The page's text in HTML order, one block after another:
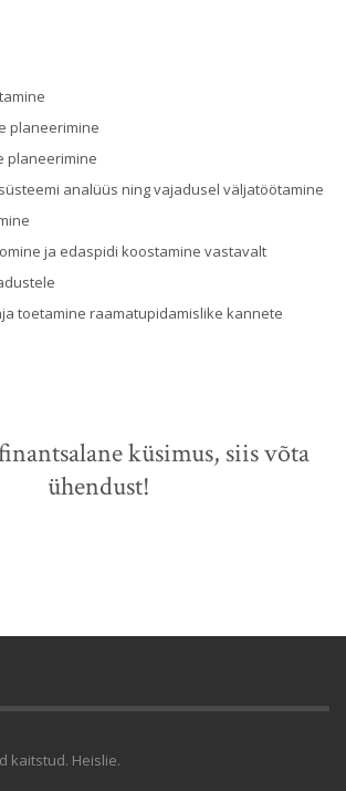
planeerimine
planeerimine
analüüs ning vajadusel väljatöötamine
ja edaspidi koostamine vastavalt
toetamine raamatupidamislike kannete
küsimus, siis võta
ühendust!
kaitstud. Heislie.